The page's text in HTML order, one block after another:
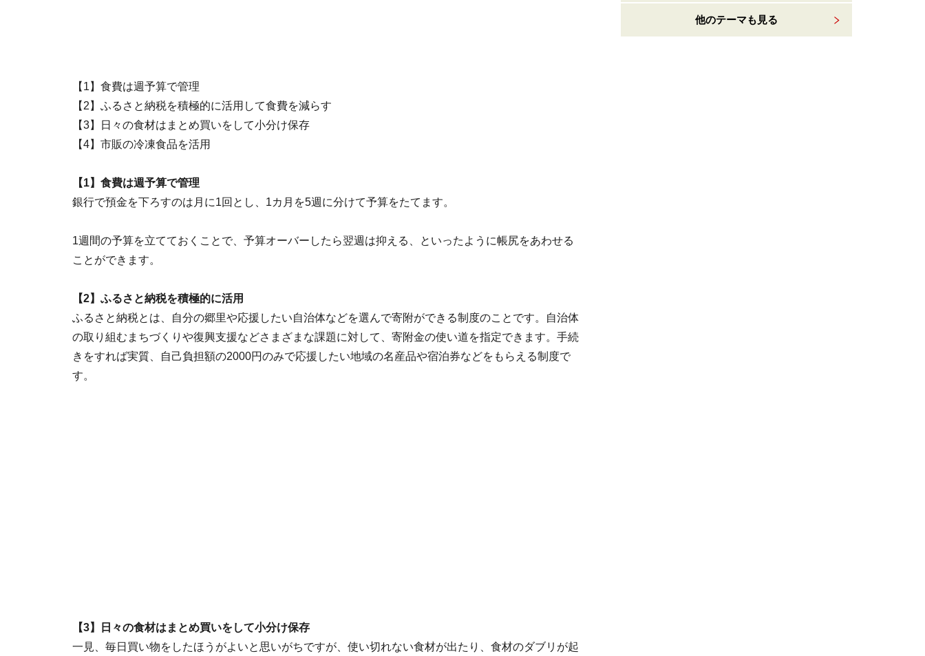
【1】食費は週予算で管理
【2】ふるさと納税を積極的に活用して食費を減らす
【3】日々の食材はまとめ買いをして小分け保存
【4】市販の冷凍食品を活用
【1】食費は週予算で管理
銀行で預金を下ろすのは月に1回とし、1カ月を5週に分けて予算をたてます。
1週間の予算を立てておくことで、予算オーバーしたら翌週は抑える、といったように帳尻をあわせる
ことができます。
【2】ふるさと納税を積極的に活用
ふるさと納税とは、自分の郷里や応援したい自治体などを選んで寄附ができる制度のことです。自治体
の取り組むまちづくりや復興支援などさまざまな課題に対して、寄附金の使い道を指定できます。手続
きをすれば実質、自己負担額の2000円のみで応援したい地域の名産品や宿泊券などをもらえる制度で
す。
【3】日々の食材はまとめ買いをして小分け保存
一見、毎日買い物をしたほうがよいと思いがちですが、使い切れない食材が出たり、食材のダブリが起
他のテーマも見る